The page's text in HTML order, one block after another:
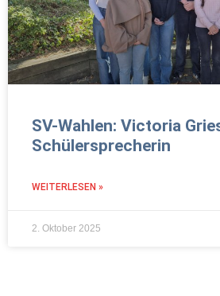
SV-Wahlen: Victoria
Schülersprecherin
WEITERLESEN »
2. Oktober 2025